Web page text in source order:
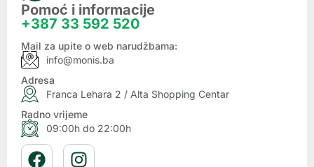
Pomoć i informacije
+387 33 592 520
Mail za upite o web narudžbama:
info@monis.ba
Adresa
Franca Lehara 2 / Alta Shopping Centar
Radno vrijeme
09:00h do 22:00h